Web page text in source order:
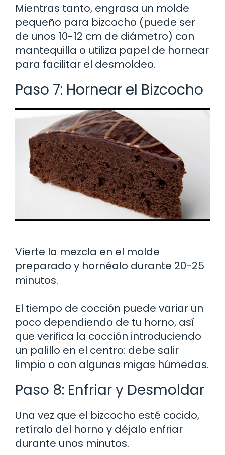
Mientras tanto, engrasa un molde
pequeño para bizcocho (puede ser
de unos 10-12 cm de diámetro) con
mantequilla o utiliza papel de hornear
para facilitar el desmoldeo.
Paso 7: Hornear el Bizcocho
Vierte la mezcla en el molde
preparado y hornéalo durante 20-25
minutos.
El tiempo de cocción puede variar un
poco dependiendo de tu horno, así
que verifica la cocción introduciendo
un palillo en el centro: debe salir
limpio o con algunas migas húmedas.
Paso 8: Enfriar y Desmoldar
Una vez que el bizcocho esté cocido,
retíralo del horno y déjalo enfriar
durante unos minutos.